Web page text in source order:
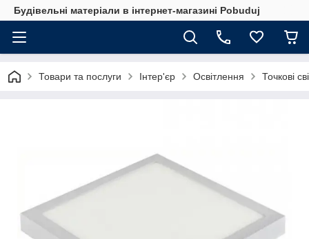
Будівельні матеріали в інтернет-магазині Pobuduj
Товари та послуги Інтер'єр Освітлення Точкові